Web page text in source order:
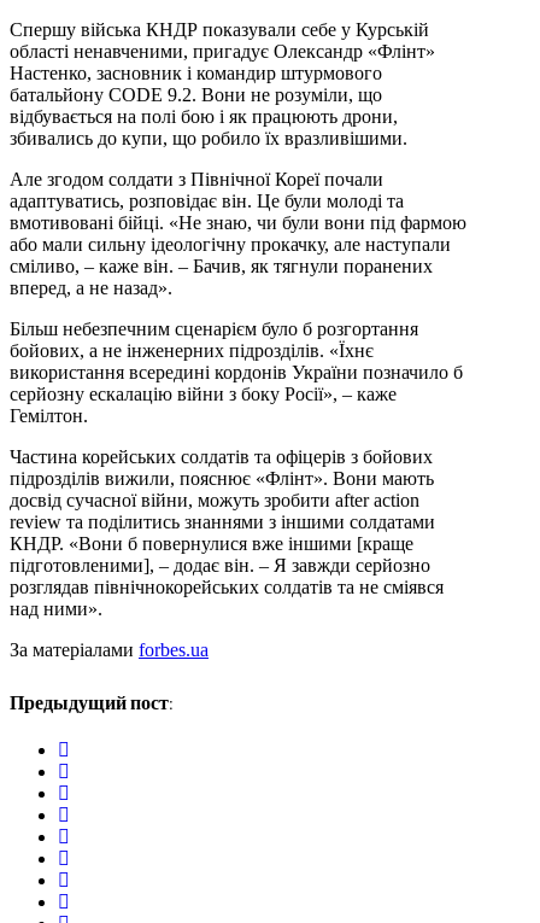
Спершу війська КНДР показували себе у Курській
області ненавченими, пригадує Олександр «Флінт»
Настенко, засновник і командир штурмового
батальйону CODE 9.2. Вони не розуміли, що
відбувається на полі бою і як працюють дрони,
збивались до купи, що робило їх вразливішими.
Але згодом солдати з Північної Кореї почали
адаптуватись, розповідає він. Це були молоді та
вмотивовані бійці. «Не знаю, чи були вони під фармою
або мали сильну ідеологічну прокачку, але наступали
сміливо, – каже він. – Бачив, як тягнули поранених
вперед, а не назад».
Більш небезпечним сценарієм було б розгортання
бойових, а не інженерних підрозділів. «Їхнє
використання всередині кордонів України позначило б
серйозну ескалацію війни з боку Росії», – каже
Гемілтон.
Частина корейських солдатів та офіцерів з бойових
підрозділів вижили, пояснює «Флінт». Вони мають
досвід сучасної війни, можуть зробити after action
review та поділитись знаннями з іншими солдатами
КНДР. «Вони б повернулися вже іншими [краще
підготовленими], – додає він. – Я завжди серйозно
розглядав північнокорейських солдатів та не сміявся
над ними».
За матеріалами forbes.ua
Предыдущий пост: